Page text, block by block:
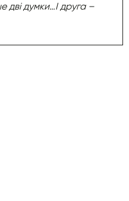
дві думки…І друга –